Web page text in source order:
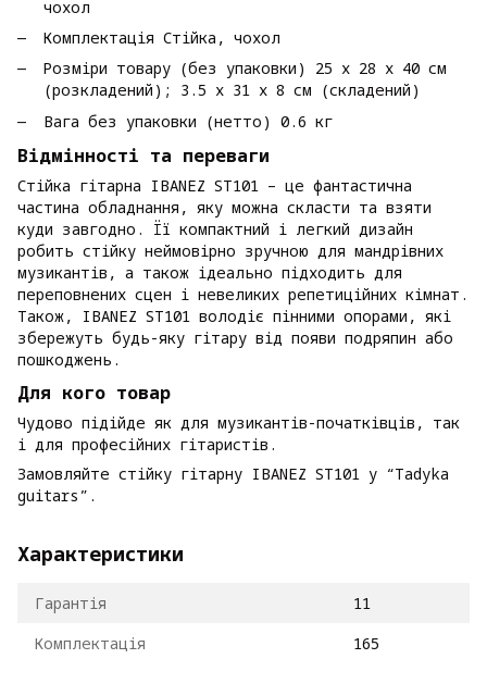
чохол
Комплектація Стійка, чохол
Розміри товару (без упаковки) 25 х 28 х 40 см
(розкладений); 3.5 х 31 х 8 см (складений)
Вага без упаковки (нетто) 0.6 кг
Відмінності та переваги
Стійка гітарна IBANEZ ST101 – це фантастична
частина обладнання, яку можна скласти та взяти
куди завгодно. Її компактний і легкий дизайн
робить стійку неймовірно зручною для мандрівних
музикантів, а також ідеально підходить для
переповнених сцен і невеликих репетиційних кімнат.
Також, IBANEZ ST101 володіє пінними опорами, які
збережуть будь-яку гітару від появи подряпин або
пошкоджень.
Для кого товар
Чудово підійде як для музикантів-початківців, так
і для професійних гітаристів.
Замовляйте стійку гітарну IBANEZ ST101 у “Tadyka
guitars”.
Характеристики
Гарантія
11
Комплектація
165